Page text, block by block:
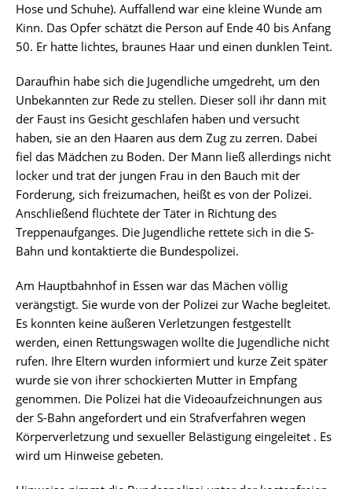
Hose und Schuhe). Auffallend war eine kleine Wunde am
Kinn. Das Opfer schätzt die Person auf Ende 40 bis Anfang
50. Er hatte lichtes, braunes Haar und einen dunklen Teint.
Daraufhin habe sich die Jugendliche umgedreht, um den
Unbekannten zur Rede zu stellen. Dieser soll ihr dann mit
der Faust ins Gesicht geschlafen haben und versucht
haben, sie an den Haaren aus dem Zug zu zerren. Dabei
fiel das Mädchen zu Boden. Der Mann ließ allerdings nicht
locker und trat der jungen Frau in den Bauch mit der
Forderung, sich freizumachen, heißt es von der Polizei.
Anschließend flüchtete der Täter in Richtung des
Treppenaufganges. Die Jugendliche rettete sich in die S-
Bahn und kontaktierte die Bundespolizei.
Am Hauptbahnhof in Essen war das Mächen völlig
verängstigt. Sie wurde von der Polizei zur Wache begleitet.
Es konnten keine äußeren Verletzungen festgestellt
werden, einen Rettungswagen wollte die Jugendliche nicht
rufen. Ihre Eltern wurden informiert und kurze Zeit später
wurde sie von ihrer schockierten Mutter in Empfang
genommen. Die Polizei hat die Videoaufzeichnungen aus
der S-Bahn angefordert und ein Strafverfahren wegen
Körperverletzung und sexueller Belästigung eingeleitet . Es
wird um Hinweise gebeten.